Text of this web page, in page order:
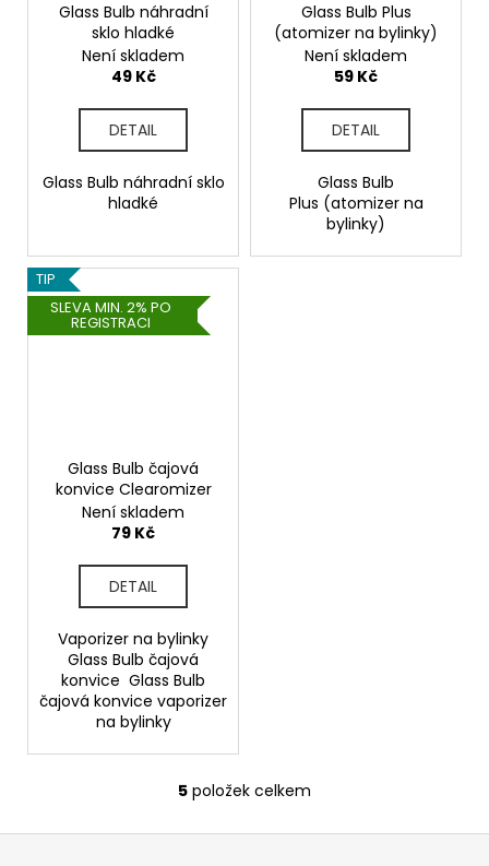
Glass Bulb náhradní
sklo hladké
Není skladem
49 Kč
DETAIL
Glass Bulb náhradní sklo
hladké
Glass Bulb Plus
(atomizer na bylinky)
Není skladem
59 Kč
DETAIL
Glass Bulb
Plus (atomizer na
bylinky)
TIP
SLEVA MIN. 2% PO
REGISTRACI
Glass Bulb čajová
konvice Clearomizer
Není skladem
79 Kč
DETAIL
Vaporizer na bylinky
Glass Bulb čajová
konvice Glass Bulb
čajová konvice vaporizer
na bylinky
O
v
5 položek celkem
DEKANG
PINEAPPLE
10ML
11MG
Z